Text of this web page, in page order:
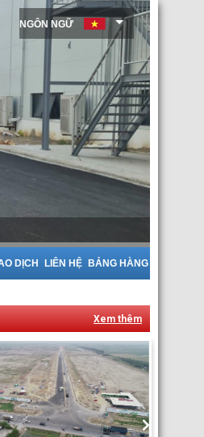
DỊCH LIÊN HỆ BẢNG HÀNG
NGÔN NGỮ
Xem thêm